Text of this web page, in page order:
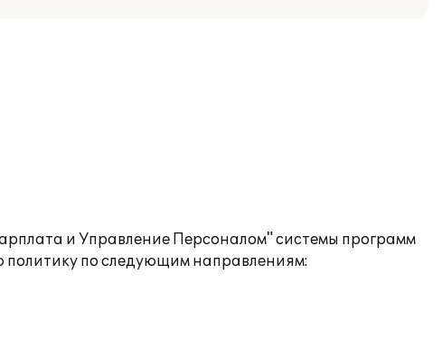
и Управление Персоналом" системы программ
политику по следующим направлениям: